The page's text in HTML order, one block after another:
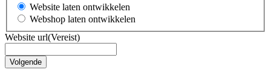
Website laten ontwikkelen
Webshop laten ontwikkelen
Website url(Vereist)